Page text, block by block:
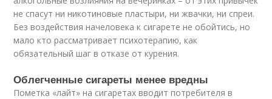
не спасут ни никотиновые пластыри, ни жвачки, ни спреи.
Без воздействия начеловека к сигарете не обойтись, но
мало кто рассматривает психотерапию, как
обязательный шаг в отказе от курения.
Облегченные сигареты менее вредны
Пометка «лайт» на сигаретах вводит потребителя в